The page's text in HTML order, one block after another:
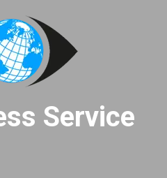
Service